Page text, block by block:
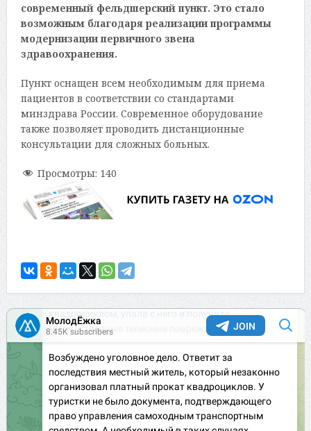
современный фельдшерский пункт. Это стало
возможным благодаря реализации программы
модернизации первичного звена
здравоохранения.
Пункт оснащен всем необходимым для приема
пациентов в соответствии со стандартами
минздрава России. Современное оборудование
также позволяет проводить дистанционные
консультации для сложных больных.
Просмотры: 140